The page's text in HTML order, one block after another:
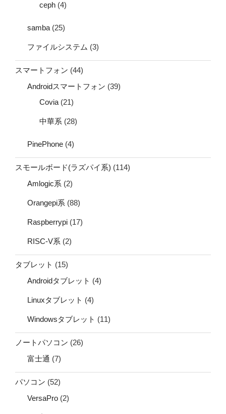
ceph (4)
samba (25)
ファイルシステム (3)
スマートフォン (44)
Androidスマートフォン (39)
Covia (21)
中華系 (28)
PinePhone (4)
スモールボード(ラズパイ系) (114)
Amlogic系 (2)
Orangepi系 (88)
Raspberrypi (17)
RISC-V系 (2)
タブレット (15)
Androidタブレット (4)
Linuxタブレット (4)
Windowsタブレット (11)
ノートパソコン (26)
富士通 (7)
パソコン (52)
VersaPro (2)